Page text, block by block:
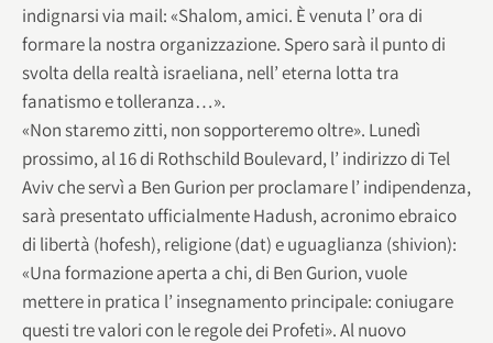
indignarsi via mail: «Shalom, amici. È venuta l’ ora di
formare la nostra organizzazione. Spero sarà il punto di
svolta della realtà israeliana, nell’ eterna lotta tra
fanatismo e tolleranza…».
«Non staremo zitti, non sopporteremo oltre». Lunedì
prossimo, al 16 di Rothschild Boulevard, l’ indirizzo di Tel
Aviv che servì a Ben Gurion per proclamare l’ indipendenza,
sarà presentato ufficialmente Hadush, acronimo ebraico
di libertà (hofesh), religione (dat) e uguaglianza (shivion):
«Una formazione aperta a chi, di Ben Gurion, vuole
mettere in pratica l’ insegnamento principale: coniugare
questi tre valori con le regole dei Profeti». Al nuovo